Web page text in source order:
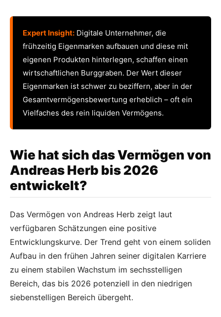
Expert Insight: Digitale Unternehmer, die
frühzeitig Eigenmarken aufbauen und diese mit
eigenen Produkten hinterlegen, schaffen einen
wirtschaftlichen Burggraben. Der Wert dieser
Eigenmarken ist schwer zu beziffern, aber in der
Gesamtvermögensbewertung erheblich – oft ein
Vielfaches des rein liquiden Vermögens.
Wie hat sich das Vermögen von
Andreas Herb bis 2026
entwickelt?
Das Vermögen von Andreas Herb zeigt laut
verfügbaren Schätzungen eine positive
Entwicklungskurve. Der Trend geht von einem soliden
Aufbau in den frühen Jahren seiner digitalen Karriere
zu einem stabilen Wachstum im sechsstelligen
Bereich, das bis 2026 potenziell in den niedrigen
siebenstelligen Bereich übergeht.